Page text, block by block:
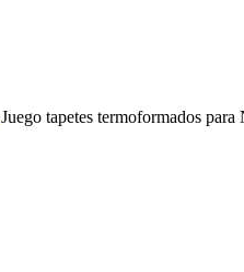
Juego tapetes termoformados